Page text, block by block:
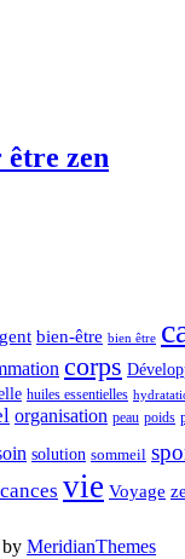
zen
bien-être bien être
corps
huiles essentielles
organisation peau poids
solution sommeil
vie Voyage
MeridianThemes